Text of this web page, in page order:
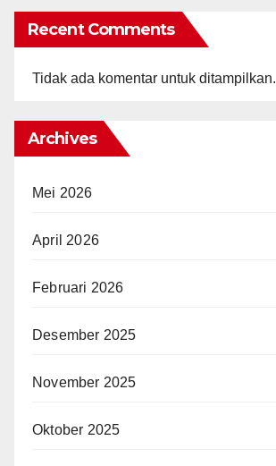
Recent Comments
Tidak ada komentar untuk ditampilkan.
Archives
Mei 2026
April 2026
Februari 2026
Desember 2025
November 2025
Oktober 2025